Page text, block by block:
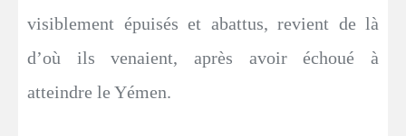
visiblement épuisés et abattus, revient de là
d’où ils venaient, après avoir échoué à
atteindre le Yémen.